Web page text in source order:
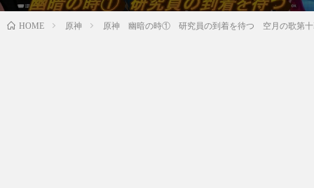
HOME 原神 原神 幽暗の時① 研究員の到着を待つ 空月の歌第